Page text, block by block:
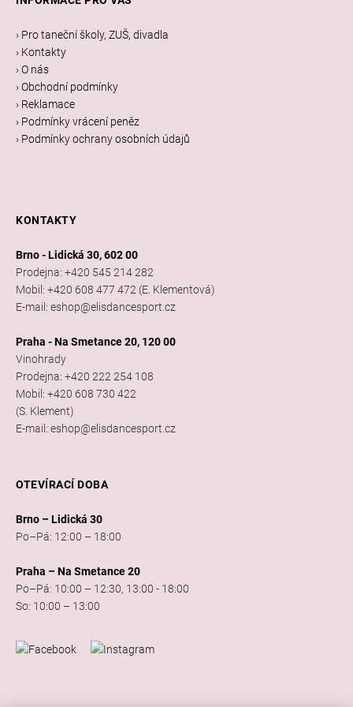
› Pro taneční školy, ZUŠ, divadla
› Kontakty
› O nás
› Obchodní podmínky
› Reklamace
› Podmínky vrácení peněz
› Podmínky ochrany osobních údajů
KONTAKTY
Brno - Lidická 30, 602 00
Prodejna: +420 545 214 282
Mobil: +420 608 477 472 (E. Klementová)
E-mail: eshop@elisdancesport.cz
Praha - Na Smetance 20, 120 00
Vinohrady
Prodejna: +420 222 254 108
Mobil: +420 608 730 422
(S. Klement)
E-mail: eshop@elisdancesport.cz
OTEVÍRACÍ DOBA
Brno – Lidická 30
Po–Pá: 12:00 – 18:00
Praha – Na Smetance 20
Po–Pá: 10:00 – 12:30, 13:00 - 18:00
So: 10:00 – 13:00